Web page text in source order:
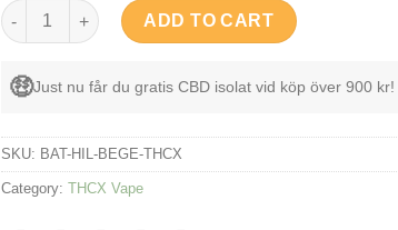
Hero – 2.0 High Life THCX Vape - Berry Gelato - 2ml
ADD TO CART
🤑Just nu får du gratis CBD isolat vid köp över 900 kr!
SKU: BAT-HIL-BEGE-THCX
Category: THCX Vape